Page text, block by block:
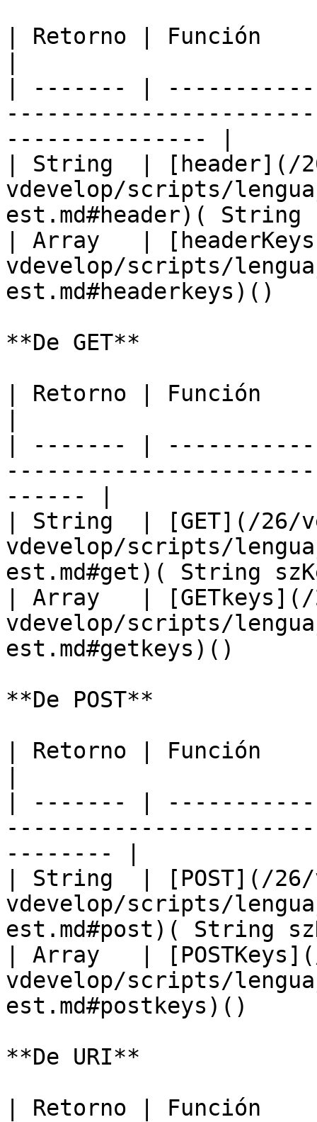
| Retorno | Función
| ------- |
--------------- |
| String  | [header](/
vdevelop/scripts/
est.md#header)( String
| Array   |
vdevelop/scripts/
**De GET**
| Retorno | Función
| ------- |
------ |
| String  | [GET](/26/
vdevelop/scripts/
est.md#get)( String
| Array   | [GETkeys](/
vdevelop/scripts/
est.md#getkeys)()
**De POST**
| Retorno | Función
| ------- |
-------- |
| String  | [POST](/26/
vdevelop/scripts/
est.md#post)( String
| Array   |
vdevelop/scripts/
est.md#postkeys)()
**De URI**
| Retorno | Función